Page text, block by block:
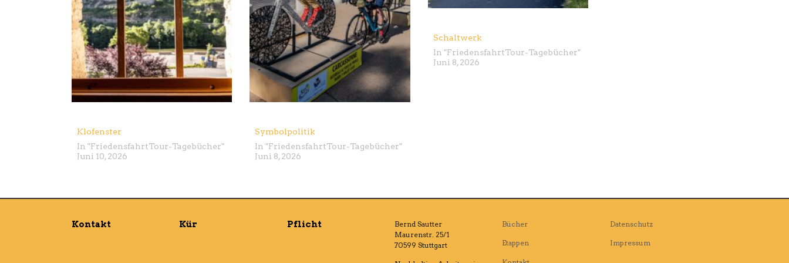
Klofenster
In "FriedensfahrtTour-Tagebücher"
Juni 10, 2026
Symbolpolitik
In "FriedensfahrtTour-Tagebücher"
Juni 8, 2026
Schaltwerk
In "FriedensfahrtTour-Tagebücher"
Juni 8, 2026
Kontakt Kür Pflicht
Bernd Sautter
Maurenstr. 25/1
70599 Stuttgart
Bücher
Etappen
Datenschutz
Impressum